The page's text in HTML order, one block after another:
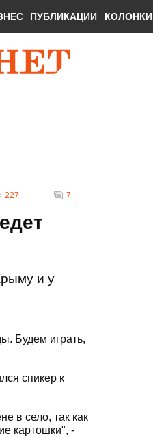
ПУБЛИКАЦИИ КОЛОНКИ
227 7
и у
Будем играть,
спикер к
в село, так как
картошки", -